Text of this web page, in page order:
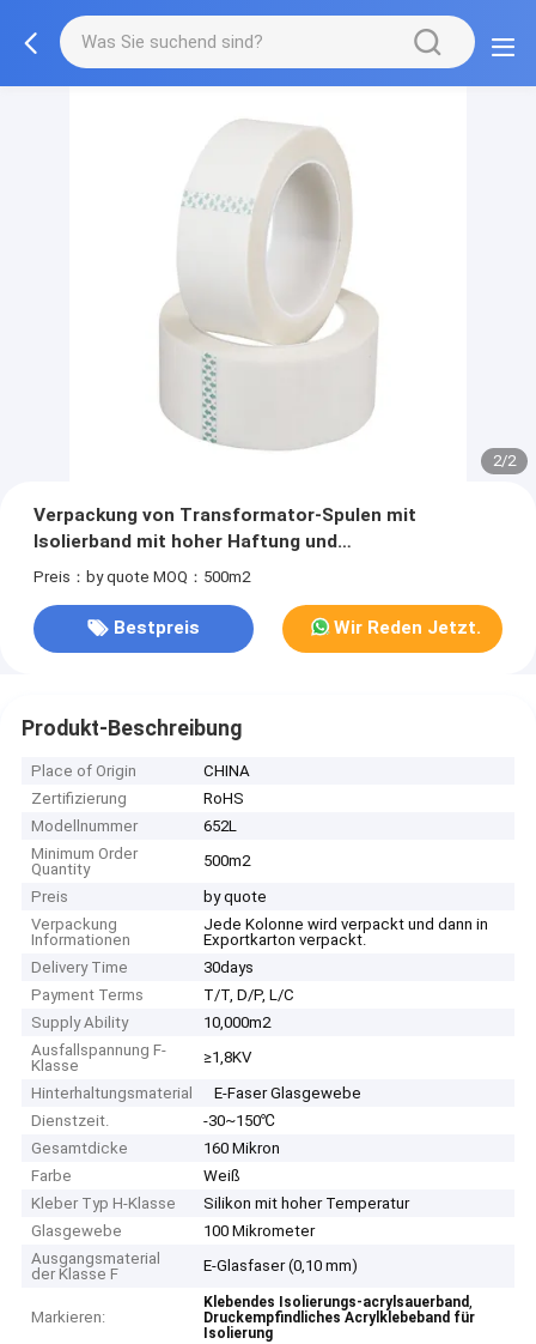
2/2
Verpackung von Transformator-Spulen mit
Isolierband mit hoher Haftung und
druckempfindlichem Acrylklebstoff
Preis：by quote MOQ：500m2
Bestpreis Wir Reden Jetzt.
Produkt-Beschreibung
Place of Origin
CHINA
Zertifizierung
RoHS
Modellnummer
652L
Minimum Order
Quantity
500m2
Preis
by quote
Verpackung
Informationen
Jede Kolonne wird verpackt und dann in
Exportkarton verpackt.
Delivery Time
30days
Payment Terms
T/T, D/P, L/C
Supply Ability
10,000m2
Ausfallspannung F-
Klasse
≥1,8KV
Hinterhaltungsmaterial
E-Faser Glasgewebe
Dienstzeit.
-30~150℃
Gesamtdicke
160 Mikron
Farbe
Weiß
Kleber Typ H-Klasse
Silikon mit hoher Temperatur
Glasgewebe
100 Mikrometer
Ausgangsmaterial
der Klasse F
E-Glasfaser (0,10 mm)
Markieren:
Klebendes Isolierungs-acrylsauerband,
Druckempfindliches Acrylklebeband für
Isolierung